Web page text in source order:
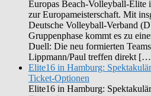
Europas Beach-Volleyball-Elite
zur Europameisterschaft. Mit
Deutsche Volleyball-Verband
Gruppenphase kommt es zu
Duell: Die neu formierten
Lippmann/Paul treffen direkt
Elite16 in Hamburg:
Ticket-Optionen
Elite16 in Hamburg: